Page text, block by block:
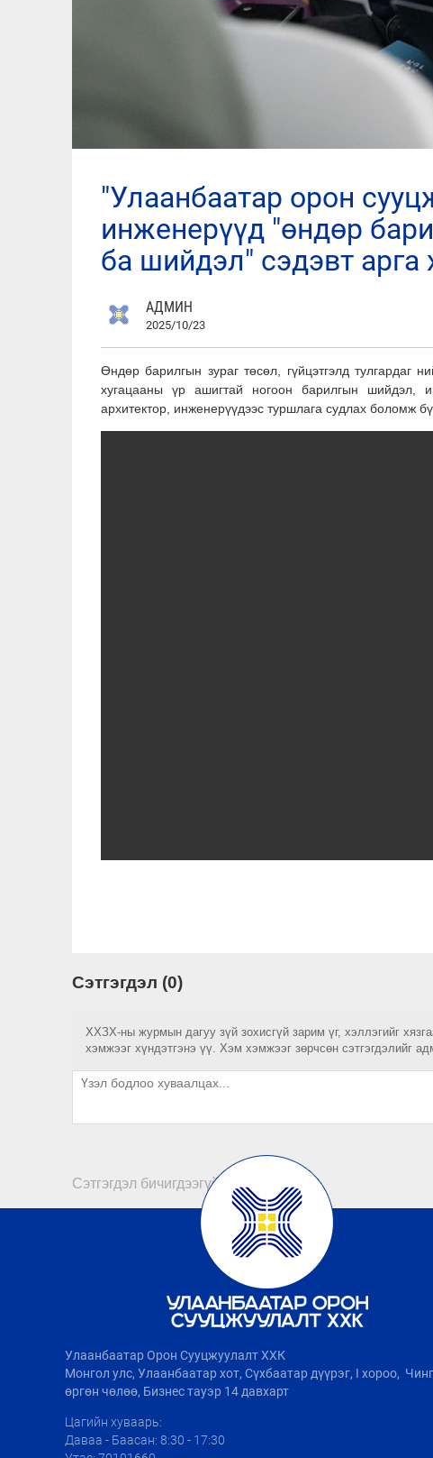
"улаанбаатар орон сууцжуулалт" ххк-ийн архитектор,
инженерүүд "өндөр
ба шийдэл" сэдэвт
АДМИН
2025/10/23
Өндөр барилгын зураг төсөл, гүйцэтгэлд тулгардаг
хугацааны үр ашигтай ногоон барилгын шийдэл,
архитектор, инженерүүдээс туршлага судлах боломж
Сэтгэгдэл (0)
ХХЗХ-ны журмын дагуу зүй зохисгүй зарим үг, хэллэгийг
хэмжээг хүндэтгэнэ үү. Хэм хэмжээг зөрчсөн сэтгэгдэлийг
Сэтгэгдэл бичигдээгүй байна
Улаанбаатар Орон Сууцжуулалт ХХК
Монгол улс, Улаанбаатар хот, Сүхбаатар дүүрэг, I хороо,
өргөн чөлөө, Бизнес тауэр 14 давхарт
Цагийн хуваарь:
Даваа - Баасан: 8:30 - 17:30